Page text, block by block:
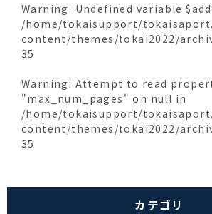
Warning : Undefined variable
/home/tokaisupport/
content/themes/tokai2022/
35
Warning : Attempt to read
"max_num_pages" on null in
/home/tokaisupport/
content/themes/tokai2022/
35
カテゴリ